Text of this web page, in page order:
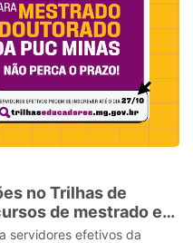
no Trilhas de
de mestrado e
servidores efetivos da